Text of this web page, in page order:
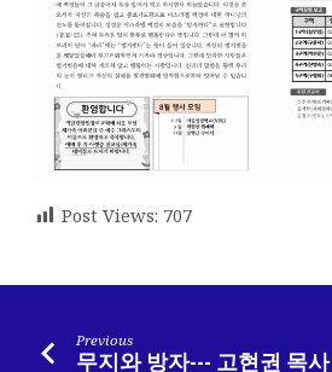
Post Views: 707
Previous
무지와 방자--- 고현권 목사